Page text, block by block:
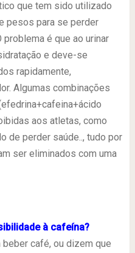
que tem sido utilizado
pesos para se perder
é que ao urinar
e deve-se
rapidamente,
Algumas combinações
aos atletas, como
de perder saúde.., tudo por
ser eliminados com uma
à cafeína?
café, ou dizem que